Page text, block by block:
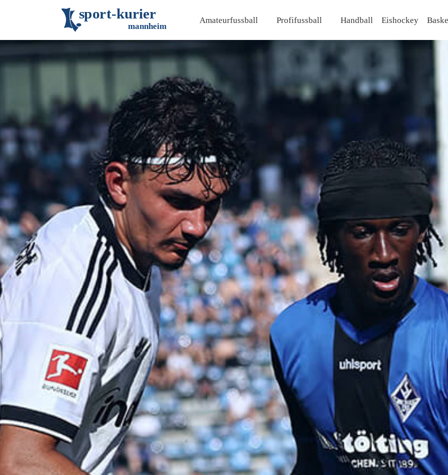
sport-kurier
mannheim
Amateurfussball Profifussball Handball Eishockey